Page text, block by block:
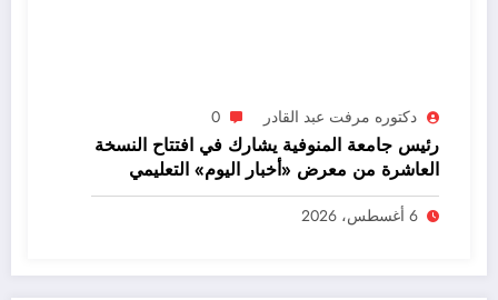
دكتوره مرفت عبد القادر 0
رئيس جامعة المنوفية يشارك في افتتاح النسخة
العاشرة من معرض «أخبار اليوم» التعليمي
6 أغسطس، 2026